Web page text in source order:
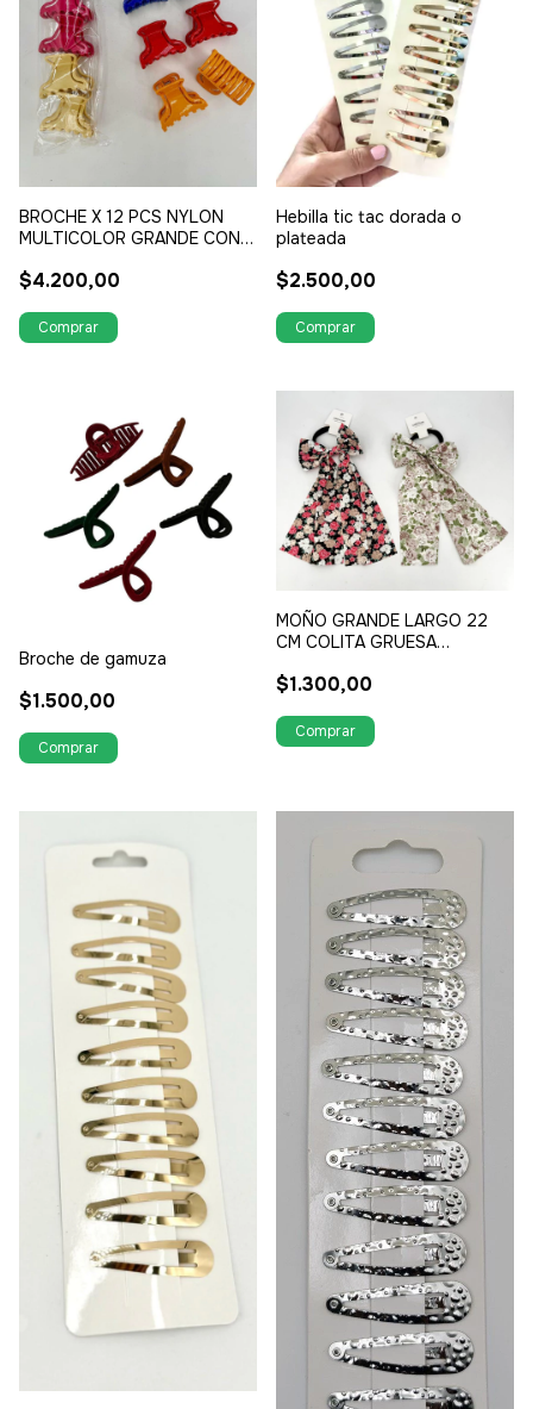
BROCHE X 12 PCS NYLON
MULTICOLOR GRANDE CON
$4.200,00
Hebilla tic tac dorada o
plateada
$2.500,00
Broche de gamuza
$1.500,00
MOÑO GRANDE LARGO 22
CM COLITA GRUESA
$1.300,00